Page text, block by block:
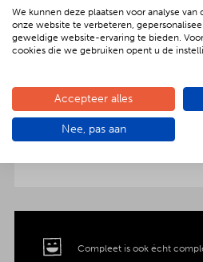
Verras jouw gezelschap
aankleding op tafel. Voor
extra wordt het vlees
porseleinen schalen
Compleet is ook écht
We kunnen deze plaatsen voor analyse
onze website te verbeteren,
geweldige website-ervaring te bieden.
cookies die we gebruiken opent u de
Accepteer alles
Nee, pas aan